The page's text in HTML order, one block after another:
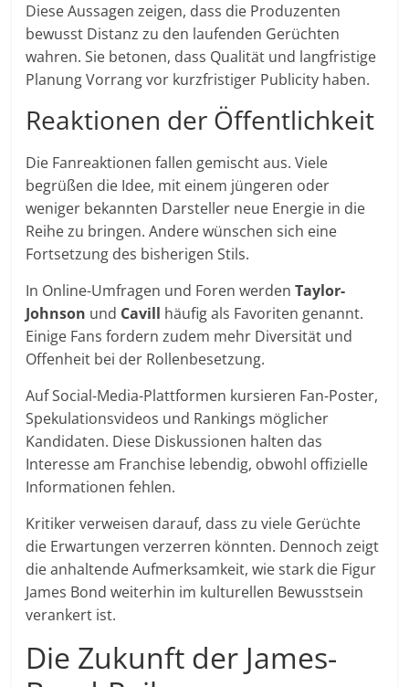
Diese Aussagen zeigen, dass die Produzenten
bewusst Distanz zu den laufenden Gerüchten
wahren. Sie betonen, dass Qualität und langfristige
Planung Vorrang vor kurzfristiger Publicity haben.
Reaktionen der Öffentlichkeit
Die Fanreaktionen fallen gemischt aus. Viele
begrüßen die Idee, mit einem jüngeren oder
weniger bekannten Darsteller neue Energie in die
Reihe zu bringen. Andere wünschen sich eine
Fortsetzung des bisherigen Stils.
In Online-Umfragen und Foren werdenTaylor-
Johnson und Cavill häufig als Favoriten genannt.
Einige Fans fordern zudem mehr Diversität und
Offenheit bei der Rollenbesetzung.
Auf Social-Media-Plattformen kursieren Fan-Poster,
Spekulationsvideos und Rankings möglicher
Kandidaten. Diese Diskussionen halten das
Interesse am Franchise lebendig, obwohl offizielle
Informationen fehlen.
Kritiker verweisen darauf, dass zu viele Gerüchte
die Erwartungen verzerren könnten. Dennoch zeigt
die anhaltende Aufmerksamkeit, wie stark die Figur
James Bond weiterhin im kulturellen Bewusstsein
verankert ist.
Die Zukunft der James-